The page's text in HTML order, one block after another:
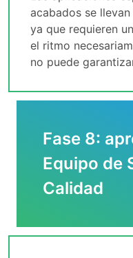
acabados se
ya que requieren
el ritmo
no puede
Fase 8:
Equipo de
Calidad